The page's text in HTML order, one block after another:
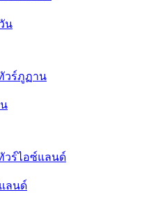
น
ลนด์